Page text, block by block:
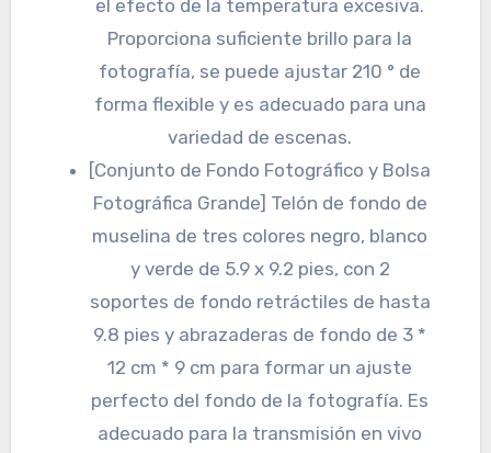
el efecto de la temperatura excesiva.
Proporciona suficiente brillo para la
fotografía, se puede ajustar 210 ° de
forma flexible y es adecuado para una
variedad de escenas.
[Conjunto de Fondo Fotográfico y Bolsa
Fotográfica Grande] Telón de fondo de
muselina de tres colores negro, blanco
y verde de 5.9 x 9.2 pies, con 2
soportes de fondo retráctiles de hasta
9.8 pies y abrazaderas de fondo de 3 *
12 cm * 9 cm para formar un ajuste
perfecto del fondo de la fotografía. Es
adecuado para la transmisión en vivo